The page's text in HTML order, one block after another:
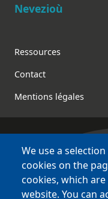
Nevezioù
Footer
Ressources
Contact
Mentions légales
Bretagne
des sites
We use a
cookies on the
cookies, which
website. You can